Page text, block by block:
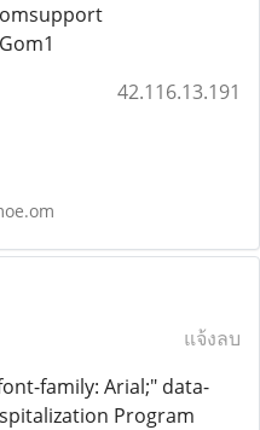
42.116.13.191
แจ้งลบ
family: Arial;" data-
Program